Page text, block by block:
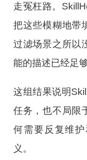
走冤枉路。
把这些模糊地带
过滤场景之所以
能的描述已经足
这组结果说明
任务，也不局限
何需要反复维
义。